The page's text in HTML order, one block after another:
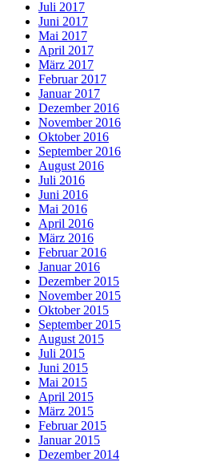
Juli 2017
Juni 2017
Mai 2017
April 2017
März 2017
Februar 2017
Januar 2017
Dezember 2016
November 2016
Oktober 2016
September 2016
August 2016
Juli 2016
Juni 2016
Mai 2016
April 2016
März 2016
Februar 2016
Januar 2016
Dezember 2015
November 2015
Oktober 2015
September 2015
August 2015
Juli 2015
Juni 2015
Mai 2015
April 2015
März 2015
Februar 2015
Januar 2015
Dezember 2014